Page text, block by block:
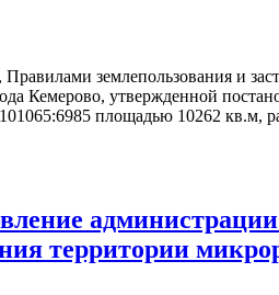
землепользования и
Кемерово, утвержденной
площадью 10262 кв.м,
администрации
территории